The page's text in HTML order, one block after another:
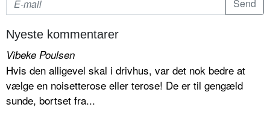
Nyeste kommentarer
Vibeke Poulsen
Hvis den alligevel skal i drivhus, var det nok bedre at
vælge en noisetterose eller terose! De er til gengæld
sunde, bortset fra...